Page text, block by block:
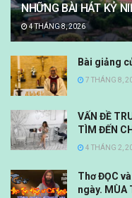
NHỮNG BÀI HÁT KỶ
4 THÁNG 8, 2026
Bài giảng
7 THÁNG 8,
VẤN ĐỀ
TÌM ĐẾN
4 THÁNG 2,
Thơ ĐỌC
ngày. MÙA